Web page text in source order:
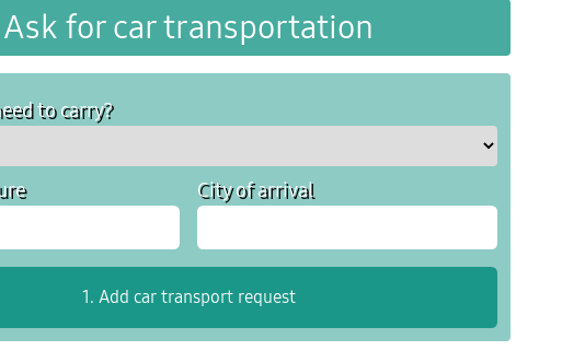
Ask for car transportation
to carry?
City of arrival